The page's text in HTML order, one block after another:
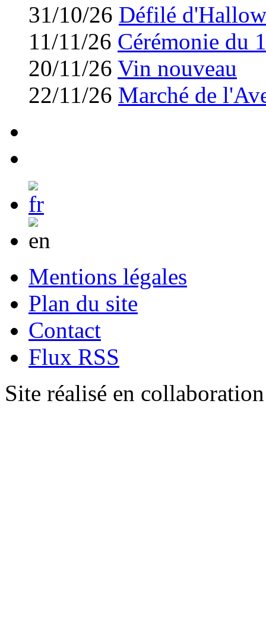
31/10/26 Défilé
11/11/26 Cérémonie du
20/11/26 Vin nouveau
22/11/26 Marché de
Mentions légales
Plan du site
Contact
Flux RSS
Site réalisé en